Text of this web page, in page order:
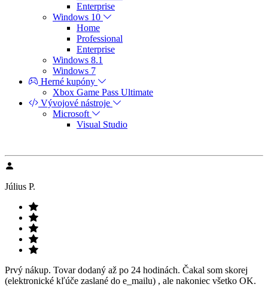
Enterprise
Windows 10
Home
Professional
Enterprise
Windows 8.1
Windows 7
Herné kupóny
Xbox Game Pass Ultimate
Vývojové nástroje
Microsoft
Visual Studio
Július P.
Prvý nákup. Tovar dodaný až po 24 hodinách. Čakal som skorej
(elektronické kľúče zaslané do e_mailu) , ale nakoniec všetko OK.